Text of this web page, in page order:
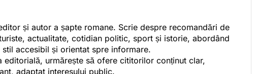
și autor a șapte romane. Scrie despre recomandări de
actualitate, cotidian politic, sport și istorie, abordând
stil accesibil și orientat spre informare.
editorială, urmărește să ofere cititorilor conținut clar,
adaptat interesului public.